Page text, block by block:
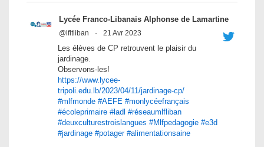
Lycée Franco-Libanais Alphonse de Lamartine
@lfltliban · 21 Avr 2023
Les élèves de CP retrouvent le plaisir du
jardinage.
Observons-les!
https://www.lycee-
tripoli.edu.lb/2023/04/11/jardinage-cp/
#mlfmonde #AEFE #monlycéefrançais
#écoleprimaire #ladl #réseaumlfliban
#deuxculturestroislangues #Mlfpedagogie #e3d
#jardinage #potager #alimentationsaine